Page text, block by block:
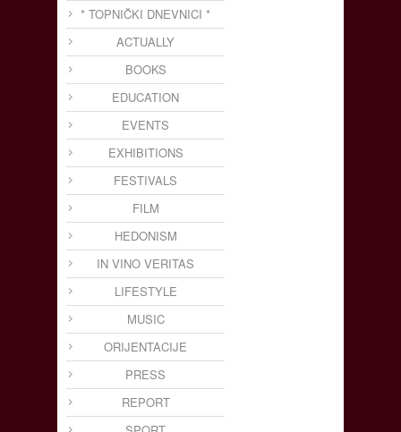
* TOPNIČKI DNEVNICI *
ACTUALLY
BOOKS
EDUCATION
EVENTS
EXHIBITIONS
FESTIVALS
FILM
HEDONISM
IN VINO VERITAS
LIFESTYLE
MUSIC
ORIJENTACIJE
PRESS
REPORT